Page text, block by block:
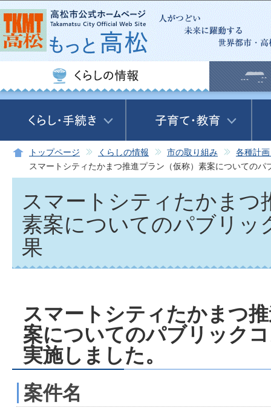
この
トップページ くらしの情報 市の取り組み
各種計
スマートシティたかまつ推進プラン（仮称）素案についてのパ
スマートシティたかまつ
素案についてのパブリッ
果
スマートシティたかまつ
案についてのパブリック
実施しました。
案件名